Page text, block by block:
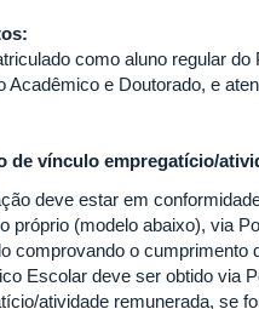
como aluno regular
Acadêmico e Doutorado, e
de vínculo empregatício/
deve estar em
próprio (modelo abaixo), via
comprovando o cumprimento
Escolar deve ser obtido via
atividade remunerada, se